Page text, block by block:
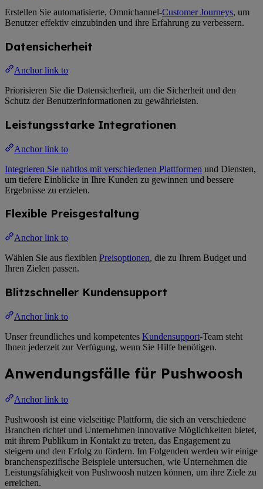
Erstellen Sie automatisierte, Omnichannel-Customer Journeys, um
Benutzer effektiv einzubinden und ihre Erfahrung zu verbessern.
Datensicherheit
Anchor link to
Priorisieren Sie die Datensicherheit, um die Sicherheit und den
Schutz der Benutzerinformationen zu gewährleisten.
Leistungsstarke Integrationen
Anchor link to
Integrieren Sie nahtlos mit verschiedenen Plattformen und Diensten,
um tiefere Einblicke in Ihre Kunden zu gewinnen und bessere
Ergebnisse zu erzielen.
Flexible Preisgestaltung
Anchor link to
Wählen Sie aus flexiblen Preisoptionen, die zu Ihrem Budget und
Ihren Zielen passen.
Blitzschneller Kundensupport
Anchor link to
Unser freundliches und kompetentes Kundensupport-Team steht
Ihnen jederzeit zur Verfügung, wenn Sie Hilfe benötigen.
Anwendungsfälle für Pushwoosh
Anchor link to
Pushwoosh ist eine vielseitige Plattform, die sich an verschiedene
Branchen richtet und Unternehmen innovative Möglichkeiten bietet,
mit ihrem Publikum in Kontakt zu treten, das Engagement zu
steigern und den Erfolg zu fördern. Im Folgenden werden wir einige
branchenspezifische Beispiele untersuchen, wie Unternehmen die
Leistungsfähigkeit von Pushwoosh nutzen können, um ihre Ziele zu
erreichen.